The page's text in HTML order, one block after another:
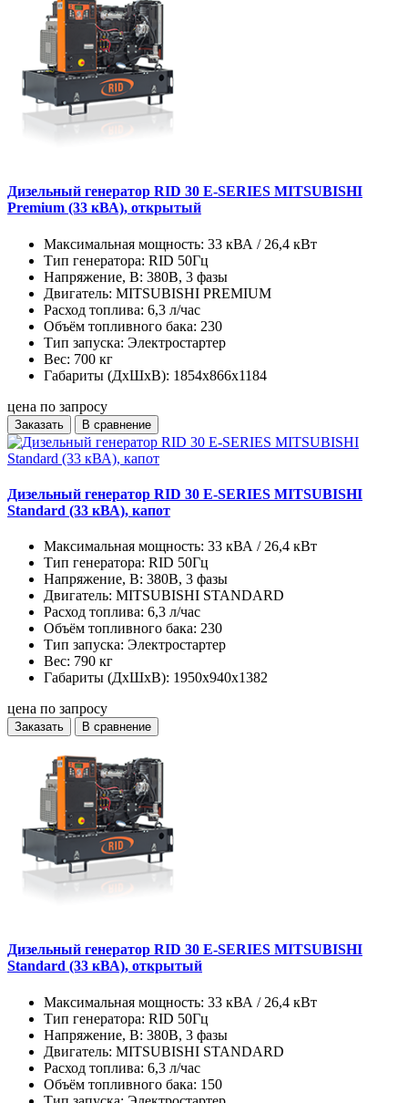
Дизельный генератор RID 30 E-SERIES MITSUBISHI
Premium (33 кВА), открытый
Максимальная мощность: 33 кВА / 26,4 кВт
Тип генератора: RID 50Гц
Напряжение, В: 380В, 3 фазы
Двигатель: MITSUBISHI PREMIUM
Расход топлива: 6,3 л/час
Объём топливного бака: 230
Тип запуска: Электростартер
Вес: 700 кг
Габариты (ДхШхВ): 1854x866x1184
цена по запросу
Заказать В сравнение
Дизельный генератор RID 30 E-SERIES MITSUBISHI
Standard (33 кВА), капот
Максимальная мощность: 33 кВА / 26,4 кВт
Тип генератора: RID 50Гц
Напряжение, В: 380В, 3 фазы
Двигатель: MITSUBISHI STANDARD
Расход топлива: 6,3 л/час
Объём топливного бака: 230
Тип запуска: Электростартер
Вес: 790 кг
Габариты (ДхШхВ): 1950x940x1382
цена по запросу
Заказать В сравнение
Дизельный генератор RID 30 E-SERIES MITSUBISHI
Standard (33 кВА), открытый
Максимальная мощность: 33 кВА / 26,4 кВт
Тип генератора: RID 50Гц
Напряжение, В: 380В, 3 фазы
Двигатель: MITSUBISHI STANDARD
Расход топлива: 6,3 л/час
Объём топливного бака: 150